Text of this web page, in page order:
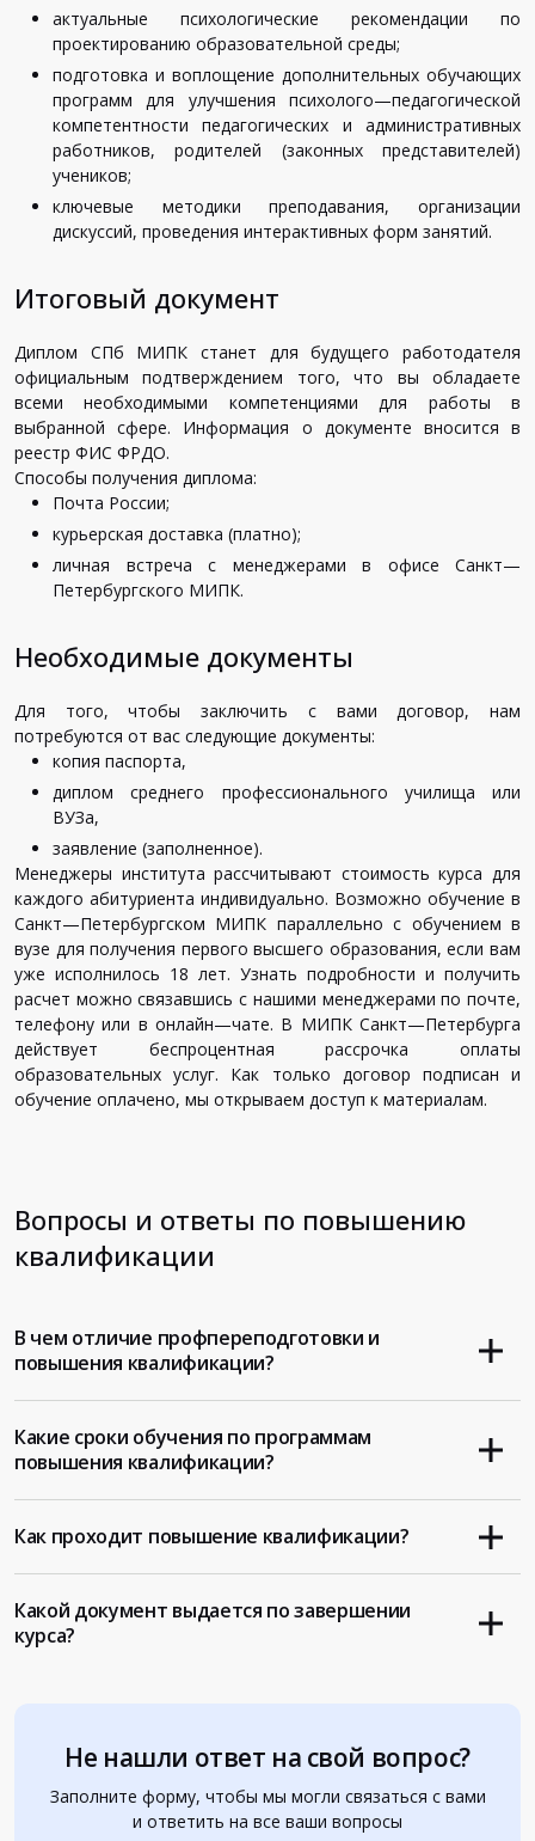
актуальные
психологические рекомендации
по
проектированию образовательной среды;
подготовка и воплощение дополнительных обучающих
программ
для улучшения психолого—педагогической
компетентности
педагогических и
административных
работников,родителей (законных представителей)
учеников;
ключевые методики преподавания,организации
дискуссий, проведения интерактивных форм занятий.
Итоговый документ
Диплом СПб МИПК станет для будущего
работодателя
официальным
подтверждением того,что вы
обладаете
всеми
необходимыми компетенциями для работы
в
выбранной сфере. Информация о документе вносится в
реестр ФИС ФРДО.
Способы получения диплома:
Почта России;
курьерская доставка (платно);
личная встреча с менеджерами в офисе Санкт—
Петербургского МИПК.
Необходимые документы
Для того,чтобы заключить с вами договор,нам
потребуются от вас следующие документы:
копия паспорта,
диплом
среднего профессионального училища
или
ВУЗа,
заявление (заполненное).
Менеджеры института рассчитывают стоимость курса для
каждого абитуриента индивидуально. Возможно обучение в
Санкт—Петербургском МИПК параллельно с обучением в
вузе для получения первого высшего образования,если вам
уже исполнилось 18 лет. Узнать подробности и получить
расчет можно связавшись с нашими менеджерами по почте,
телефону или в онлайн—чате. В МИПК Санкт—Петербурга
действует
беспроцентная рассрочка
оплаты
образовательных услуг. Как только договор подписан и
обучение оплачено, мы открываем доступ к материалам.
Вопросы и ответы по повышению
квалификации
Не нашли ответ на свой вопрос?
Заполните форму, чтобы мы могли связаться с вами
и ответить на все ваши вопросы
В чем отличие профпереподготовки и
повышения квалификации?
Какие сроки обучения по программам
повышения квалификации?
Как проходит повышение квалификации?
Какой документ выдается по завершении
курса?